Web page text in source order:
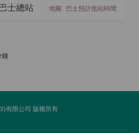
地圖 巴士預計抵站時間
士總站
鐘
有限公司 版權所有